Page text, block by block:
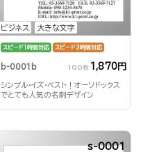
ビジネス 大きな文字
スピード1時間対応 スピード3時間対応
b-0001b 100枚 1,870円
シンプル・イズ・ベスト！オーソドックス
でとても人気の名刺デザイン
s-0001